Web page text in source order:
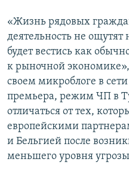
«Жизнь рядовых
деятельность не ощутят
будет вестись как
к рыночной
своем микроблоге в
премьера, режим ЧП в
отличаться от тех,
европейскими
и Бельгией после
меньшего уровня